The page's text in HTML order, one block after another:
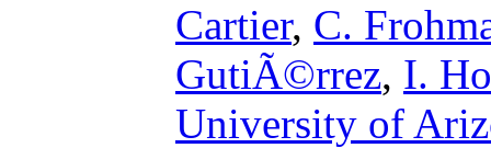
Cartier, C.
GutiÃ©rrez, I.
University of